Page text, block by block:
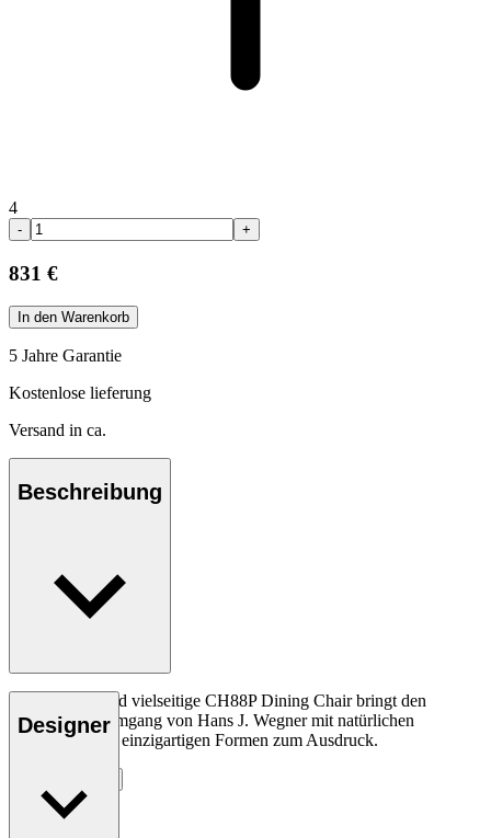
4
- +
831 €
In den Warenkorb
5 Jahre Garantie
Kostenlose lieferung
Versand in ca.
Beschreibung
Der elegante und vielseitige CH88P Dining Chair bringt den
spielerischen Umgang von Hans J. Wegner mit natürlichen
Materialien und einzigartigen Formen zum Ausdruck.
Designer